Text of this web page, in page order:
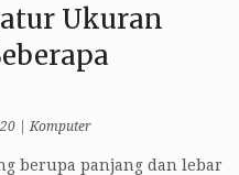
Ukuran
Komputer
berupa panjang dan lebar